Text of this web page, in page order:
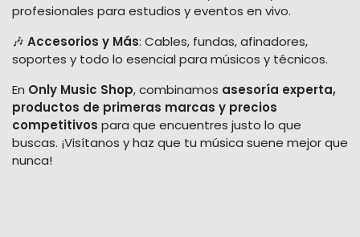
profesionales para estudios y eventos en vivo.
🎶 Accesorios y Más: Cables, fundas, afinadores,
soportes y todo lo esencial para músicos y técnicos.
En Only Music Shop, combinamos asesoría experta,
productos de primeras marcas y precios
competitivos para que encuentres justo lo que
buscas. ¡Visítanos y haz que tu música suene mejor que
nunca!